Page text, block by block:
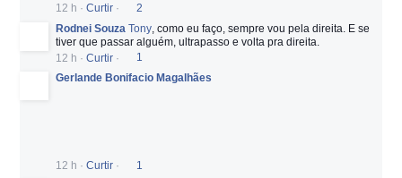
12 h · Curtir ·
2
Rodnei Souza Tony, como eu faço, sempre vou pela direita. E se
tiver que passar alguém, ultrapasso e volta pra direita.
12 h · Curtir ·
1
Gerlande Bonifacio Magalhães
12 h · Curtir ·
1